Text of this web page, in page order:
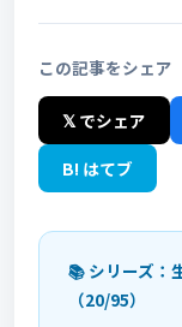
この記事をシェア
𝕏 でシェア
B! はてブ
📚 シリーズ：
（20/95）